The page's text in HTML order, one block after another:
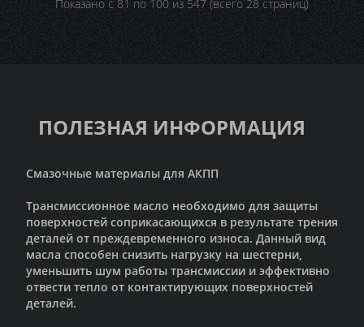
Показано с 81 по 100 из 547 (всего 28 страниц)
ПОЛЕЗНАЯ ИНФОРМАЦИЯ
Смазочные материалы для АКПП
Трансмиссионное масло необходимо для защиты
поверхностей соприкасающихся в результате трения
деталей от преждевременного износа. Данный вид
масла способен снизить нагрузку на шестерни,
уменьшить шум работы трансмиссии и эффективно
отвести тепло от контактирующих поверхностей
деталей.